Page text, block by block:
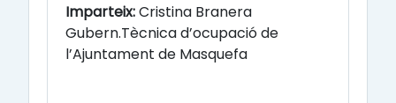
Imparteix:Cristina Branera
Gubern.Tècnica d’ocupació de
l’Ajuntament de Masquefa